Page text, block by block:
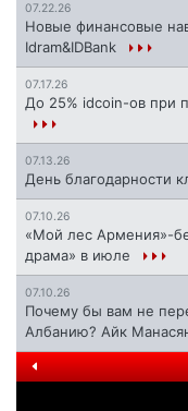
07.22.26
Новые финансовые
Idram&IDBank
07.17.26
До 25% idcoin-ов при
07.13.26
День благодарности
07.10.26
«Мой лес Армения»-
драма» в июле
07.10.26
Почему бы вам не
Албанию? Айк